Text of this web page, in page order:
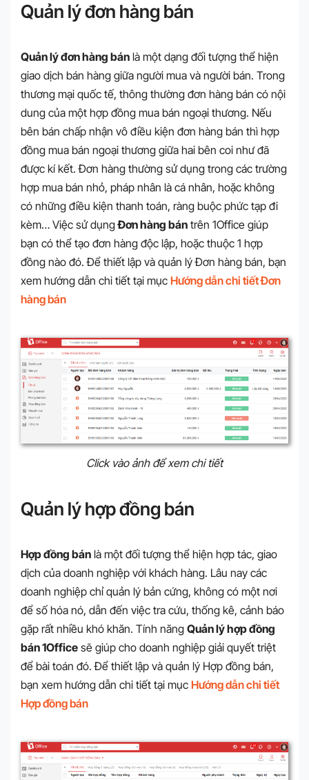
Quản lý đơn hàng bán
Quản lý đơn hàng bán là một dạng đối tượng thể hiện
giao dịch bán hàng giữa người mua và người bán. Trong
thương mại quốc tế, thông thường đơn hàng bán có nội
dung của một hợp đồng mua bán ngoại thương. Nếu
bên bán chấp nhận vô điều kiện đơn hàng bán thì hợp
đồng mua bán ngoại thương giữa hai bên coi như đã
được kí kết. Đơn hàng thường sử dụng trong các trường
hợp mua bán nhỏ, pháp nhân là cá nhân, hoặc không
có những điều kiện thanh toán, ràng buộc phức tạp đi
kèm… Việc sử dụngĐơn hàng bán trên 1Office giúp
bạn có thể tạo đơn hàng độc lập, hoặc thuộc 1 hợp
đồng nào đó. Để thiết lập và quản lý Đơn hàng bán, bạn
xem hướng dẫn chi tiết tại mục Hướng dẫn chi tiết Đơn
hàng bán
Click vào ảnh để xem chi tiết
Quản lý hợp đồng bán
Hợp đồng bán là một đối tượng thể hiện hợp tác, giao
dịch của doanh nghiệp với khách hàng. Lâu nay các
doanh nghiệp chỉ quản lý bản cứng, không có một nơi
để số hóa nó, dẫn đến việc tra cứu, thống kê, cảnh báo
gặp rất nhiều khó khăn. Tính năng Quản lý hợp đồng
bán 1Office sẽ giúp cho doanh nghiệp giải quyết triệt
để bài toán đó. Để thiết lập và quản lý Hợp đồng bán,
bạn xem hướng dẫn chi tiết tại mục Hướng dẫn chi tiết
Hợp đồng bán